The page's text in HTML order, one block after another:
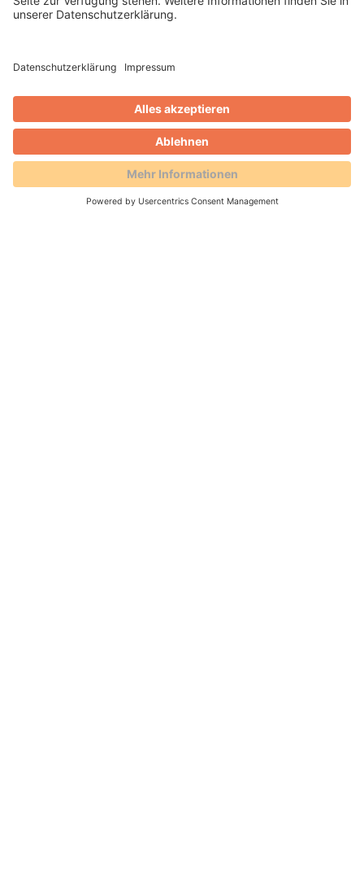
gewinnt die Ferienkarte zusätzliche
WEITERLESEN
Gero Weidlich